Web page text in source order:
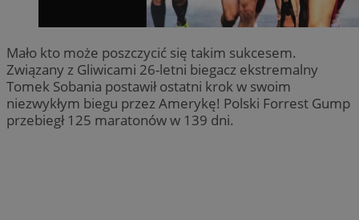
Mało kto może poszczycić się takim sukcesem.
Związany z Gliwicami 26-letni biegacz ekstremalny
Tomek Sobania postawił ostatni krok w swoim
niezwykłym biegu przez Amerykę! Polski Forrest Gump
przebiegł 125 maratonów w 139 dni.